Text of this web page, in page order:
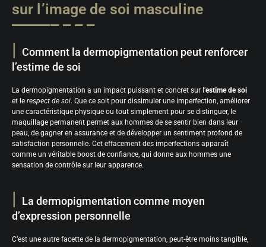
sur l’image de soi masculine
Comment la dermopigmentation peut renforcer
l’estime de soi
La dermopigmentation a un impact puissant et concret sur l’estime de soi
et le respect de soi. Que ce soit pour dissimuler une imperfection, améliorer
une caractéristique physique ou tout simplement pour se distinguer, le
maquillage permanent permet aux hommes de se sentir bien dans leur
peau, de gagner en assurance et de développer un sentiment profond de
satisfaction personnelle. Cet effacement des imperfections apparaît
comme un véritable boost de confiance, qui donne aux hommes une
sensation de contrôle sur leur apparence.
La dermopigmentation comme moyen
d’expression personnelle
C’est une autre facette de la dermopigmentation, peut-être moins tangible,